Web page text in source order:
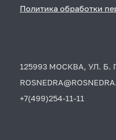
Политика обработки
125993 МОСКВА, УЛ.
+7(499)254-11-11